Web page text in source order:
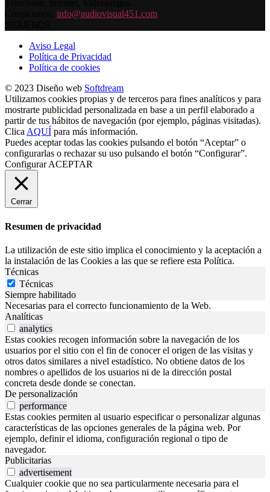
info@audiovisual451.com
Aviso Legal
Política de Privacidad
Política de cookies
© 2023 Diseño web Softdream
Utilizamos cookies propias y de terceros para fines analíticos y para
mostrarte publicidad personalizada en base a un perfil elaborado a
partir de tus hábitos de navegación (por ejemplo, páginas visitadas).
Clica AQUÍ para más información.
Puedes aceptar todas las cookies pulsando el botón “Aceptar” o
configurarlas o rechazar su uso pulsando el botón “Configurar”.
Configurar ACEPTAR
Cerrar
Resumen de privacidad
La utilización de este sitio implica el conocimiento y la aceptación a
la instalación de las Cookies a las que se refiere esta Política.
Técnicas
Técnicas
Siempre habilitado
Necesarias para el correcto funcionamiento de la Web.
Analíticas
analytics
Estas cookies recogen información sobre la navegación de los
usuarios por el sitio con el fin de conocer el origen de las visitas y
otros datos similares a nivel estadístico. No obtiene datos de los
nombres o apellidos de los usuarios ni de la dirección postal
concreta desde donde se conectan.
De personalización
performance
Estas cookies permiten al usuario especificar o personalizar algunas
características de las opciones generales de la página web. Por
ejemplo, definir el idioma, configuración regional o tipo de
navegador.
Publicitarias
advertisement
Cualquier cookie que no sea particularmente necesaria para el